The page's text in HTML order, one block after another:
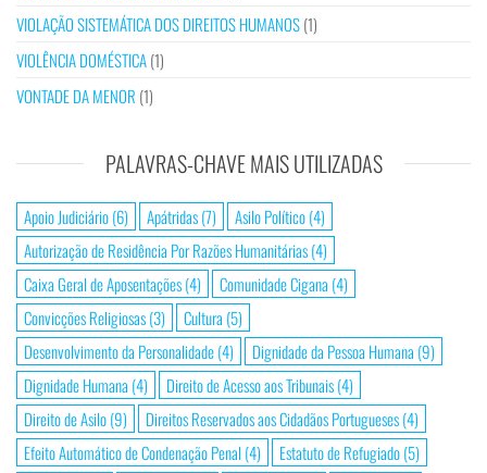
VIOLAÇÃO SISTEMÁTICA DOS DIREITOS HUMANOS(1)
VIOLÊNCIA DOMÉSTICA(1)
VONTADE DA MENOR (1)
PALAVRAS-CHAVE MAIS UTILIZADAS
Apoio Judiciário(6) Apátridas(7) Asilo Político(4)
Autorização de Residência Por Razões Humanitárias(4)
Caixa Geral de Aposentações(4) Comunidade Cigana (4)
Convicções Religiosas(3) Cultura (5)
Desenvolvimento da Personalidade(4) Dignidade da Pessoa Humana (9)
Dignidade Humana (4) Direito de Acesso aos Tribunais(4)
Direito de Asilo(9) Direitos Reservados aos Cidadãos Portugueses(4)
Efeito Automático de Condenação Penal (4) Estatuto de Refugiado(5)